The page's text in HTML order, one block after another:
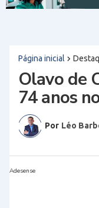
Página inicial
Olavo de
74 anos
Por Léo
Adesense